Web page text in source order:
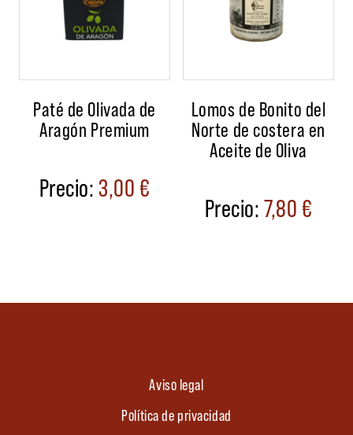
Paté de Olivada de
Aragón Premium
3,00€
Lomos de Bonito del
Norte de costera en
Aceite de Oliva
7,80€
Aviso legal
Política de privacidad